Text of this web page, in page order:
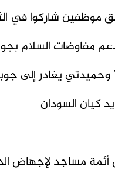
موظفين شاركوا في
مفاوضات السلام
وحميدتي يغادر إلى
كيان السودان
أئمة مساجد لإجهاض